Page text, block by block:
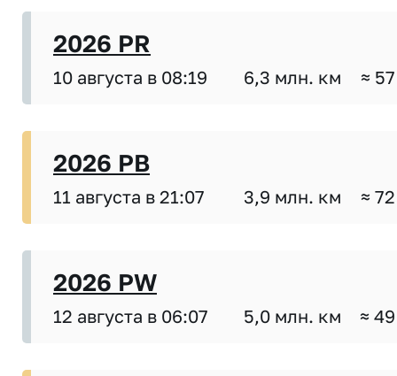
2026 PR
10 августа в 08:19 6,3 млн. км ≈
2026 PB
11 августа в 21:07 3,9 млн. км ≈
2026 PW
12 августа в 06:07 5,0 млн. км ≈